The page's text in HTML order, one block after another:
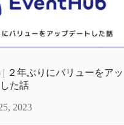
| ２年ぶりにバリューをアッ
た話
2023